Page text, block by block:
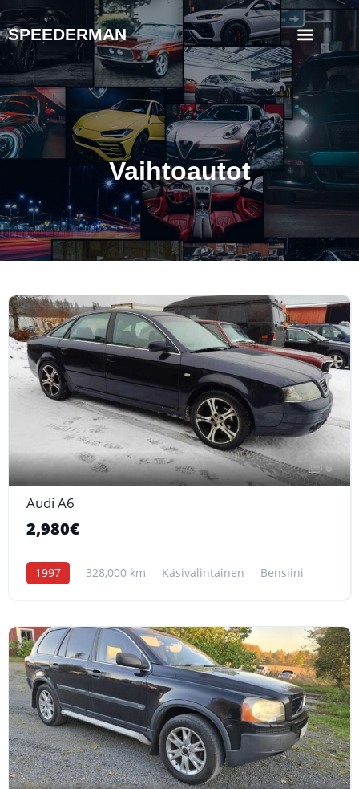
SPEEDERMAN
Vaihtoautot
6
Audi A6
2,980€
1997 328,000 km Käsivalintainen Bensiini